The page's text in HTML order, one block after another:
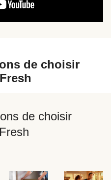
de choisir
de choisir